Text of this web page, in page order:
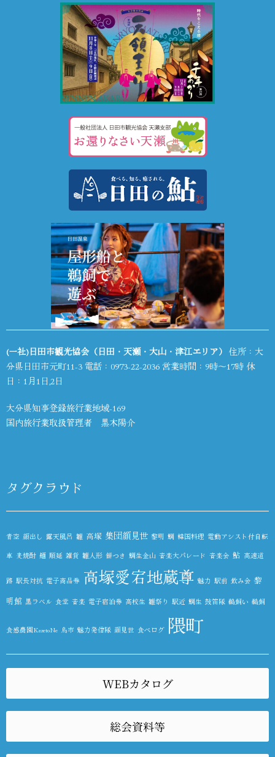
(一社)日田市観光協会（日田・天瀬・大山・津江エリア） 住所：大
分県日田市元町11-3 電話： 0973-22-2036 営業時間：9時～17時 休
日：1月1日,2日
大分県知事登録旅行業地域-169
国内旅行業取扱管理者 黒木陽介
タグクラウド
青空 顔出し 露天風呂 雛 高塚 集団顔見世 黎明 鯛 韓国料理 電動アシスト付自転
車 麦焼酎 麺 順延 雑貨 雛人形 餅つき 鯛生金山 音楽大パレード 音楽会 鮎 高速道
路 駅長対抗 電子商品券 高塚愛宕地蔵尊 魅力 駅前 飲み会 黎
明館 黒ラベル 食堂 音楽 電子宿泊券 高校生 雛祭り 駅近 鯛生 鼓笛隊 鵜飼い 鵜飼
食感農園KazetoNe 鳥市 魅力発信隊 顔見世 食べログ 隈町
WEBカタログ
総会資料等